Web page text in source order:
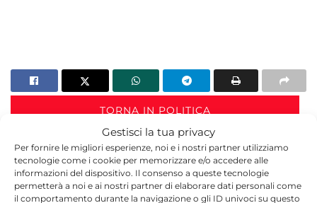
Gestisci la tua privacy
Per fornire le migliori esperienze, noi e i nostri partner utilizziamo
tecnologie come i cookie per memorizzare e/o accedere alle
informazioni del dispositivo. Il consenso a queste tecnologie
permetterà a noi e ai nostri partner di elaborare dati personali come
il comportamento durante la navigazione o gli ID univoci su questo
TORNA IN POLITICA